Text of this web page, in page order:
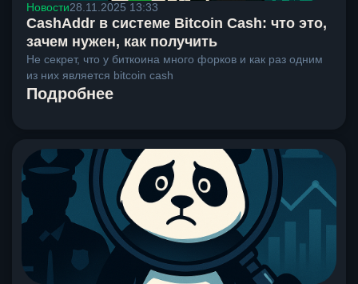
Новости28.11.2025 13:33
CashAddr в системе Bitcoin Cash: что это,
зачем нужен, как получить
Не секрет, что у биткоина много форков и как раз одним
из них является bitcoin cash
Подробнее